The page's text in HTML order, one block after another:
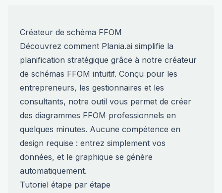
Créateur de schéma FFOM
Découvrez comment Plania.ai simplifie la
planification stratégique grâce à notre créateur
de schémas FFOM intuitif. Conçu pour les
entrepreneurs, les gestionnaires et les
consultants, notre outil vous permet de créer
des diagrammes FFOM professionnels en
quelques minutes. Aucune compétence en
design requise : entrez simplement vos
données, et le graphique se génère
automatiquement.
Tutoriel étape par étape